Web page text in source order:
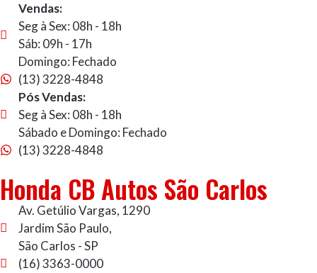
Vendas:
Seg à Sex: 08h - 18h
Sáb: 09h - 17h
Domingo: Fechado
(13) 3228-4848
Pós Vendas:
Seg à Sex: 08h - 18h
Sábado e Domingo: Fechado
(13) 3228-4848
Honda CB Autos São Carlos
Av. Getúlio Vargas, 1290
Jardim São Paulo,
São Carlos - SP
(16) 3363-0000